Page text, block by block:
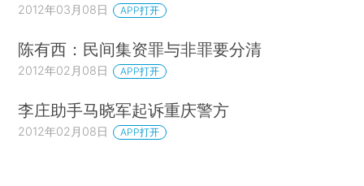
2012年03月08日 APP打开
陈有西：民间集资罪与非罪要分清
2012年02月08日 APP打开
李庄助手马晓军起诉重庆警方
2012年02月08日 APP打开